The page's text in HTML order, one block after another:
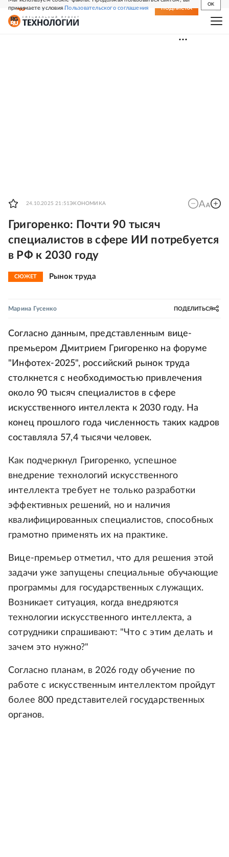
принимаете условияПользовательского соглашения
OK
СВЕЖИЙ НОМЕР ПОДПИСКА
24.10.2025 21:51ЭКОНОМИКА
Григоренко: Почти 90 тысяч
специалистов в сфере ИИ потребуется
в РФ к 2030 году
СЮЖЕТ Рынок труда
Марина Гусенко ПОДЕЛИТЬСЯ
Согласно данным, представленным вице-
премьером Дмитрием Григоренко на форуме
"Инфотех-2025", российский рынок труда
столкнется с необходимостью привлечения
около 90 тысяч специалистов в сфере
искусственного интеллекта к 2030 году. На
конец прошлого года численность таких кадров
составляла 57,4 тысячи человек.
Как подчеркнул Григоренко, успешное
внедрение технологий искусственного
интеллекта требует не только разработки
эффективных решений, но и наличия
квалифицированных специалистов, способных
грамотно применять их на практике.
Вице-премьер отметил, что для решения этой
задачи уже запущены специальные обучающие
программы для государственных служащих.
Возникает ситуация, когда внедряются
технологии искусственного интеллекта, а
сотрудники спрашивают: "Что с этим делать и
зачем это нужно?"
Согласно планам, в 2026 году обучение по
работе с искусственным интеллектом пройдут
более 800 представителей государственных
органов.